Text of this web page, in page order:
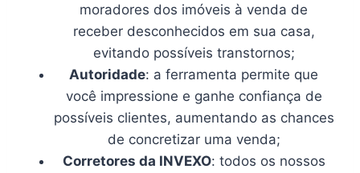
moradores dos imóveis à venda de
receber desconhecidos em sua casa,
evitando possíveis transtornos;
Autoridade: a ferramenta permite que
você impressione e ganhe confiança de
possíveis clientes, aumentando as chances
de concretizar uma venda;
Corretores da INVEXO: todos os nossos